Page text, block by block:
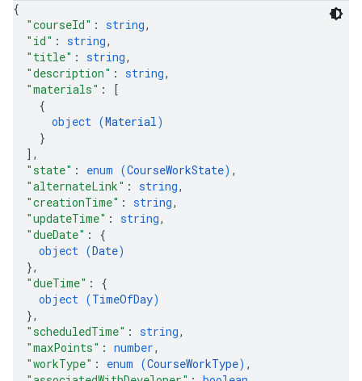
{
"courseId" : string,
"id" : string,
"title" : string,
"description" : string,
"materials" :
[
{
object (Material)
}
] ,
"state" : enum (CourseWorkState) ,
"alternateLink" : string,
"creationTime" : string,
"updateTime" : string,
"dueDate" : {
object (Date)
},
"dueTime" : {
object (TimeOfDay)
},
"scheduledTime" : string,
"maxPoints" : number,
"workType" : enum (CourseWorkType) ,